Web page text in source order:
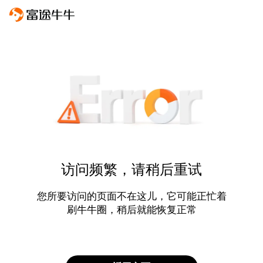
访问频繁，请稍后重试
您所要访问的页面不在这儿，它可能正忙着
刷牛牛圈，稍后就能恢复正常